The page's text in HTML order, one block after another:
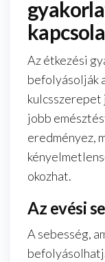
Az étkezési
befolyásolják
kulcsszerepet
jobb
eredményez,
okozhat.
Az evési
A sebesség,